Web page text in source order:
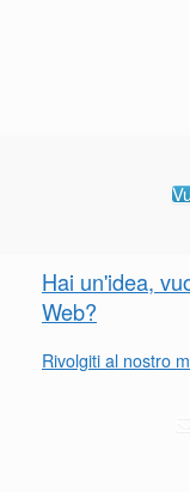
Hai un'idea,
Web?
Rivolgiti al nostro